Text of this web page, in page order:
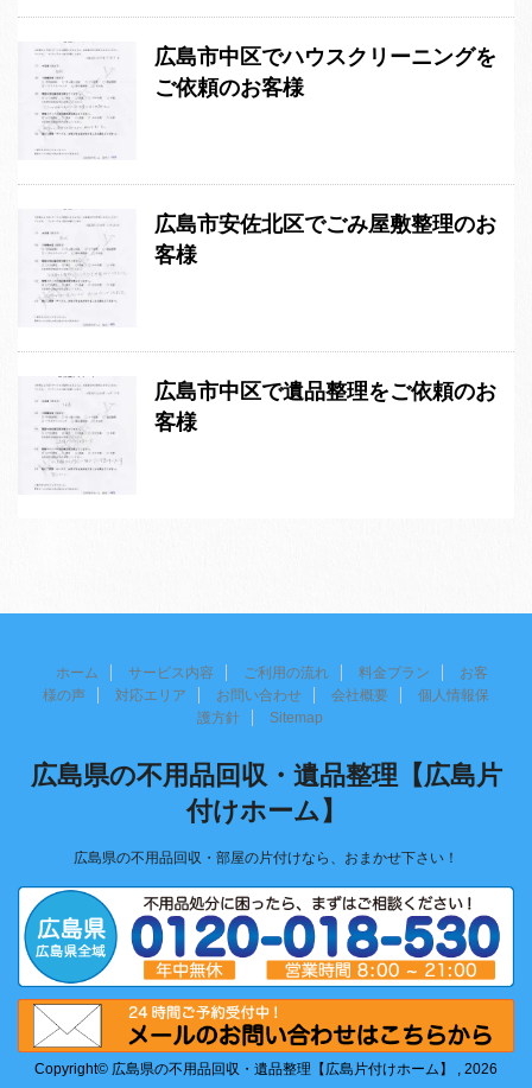
広島市中区でハウスクリーニングを
ご依頼のお客様
広島市安佐北区でごみ屋敷整理のお
客様
広島市中区で遺品整理をご依頼のお
客様
ホーム サービス内容 ご利用の流れ 料金プラン
お客
様の声
対応エリア お問い合わせ 会社概要
個人情報保
護方針
Sitemap
広島県の不用品回収・遺品整理【広島片
付けホーム】
広島県の不用品回収・部屋の片付けなら、おまかせ下さい！
Copyright© 広島県の不用品回収・遺品整理【広島片付けホーム】 , 2026